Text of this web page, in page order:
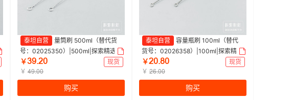
泰坦自营
量筒刷 500ml（替代货
号：02025350）|500ml|探索精选 |
1包（5个/包)
￥ŁůŤſř
现货
￥ ȂůŤřř
购买
泰坦自营
容量瓶刷 100ml（替代
货号：02026358）|100ml|探索精选
| 1捆（5个/捆）
￥ſřŤȬř
现货
￥ ſƧŤřř
购买